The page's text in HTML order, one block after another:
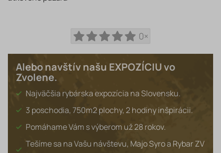
0×
Alebo navštív našu EXPOZÍCIU vo
Zvolene.
Najväčšia rybárska expozícia na Slovensku.
3 poschodia, 750m2 plochy, 2 hodiny inšpirácii.
Pomáhame Vám s výberom už 28 rokov.
Tešíme sa na Vašu návštevu, Majo Syro a Rybar ZV